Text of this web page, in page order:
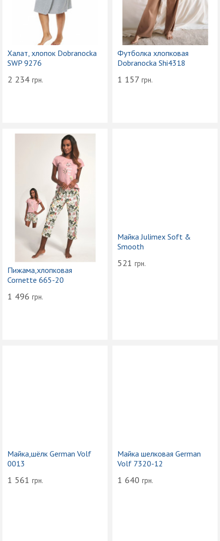
Халат, хлопок Dobranocka
SWP 9276
2 234 грн.
Футболка хлопковая
Dobranocka Shi4318
1 157 грн.
Пижама,хлопковая
Cornette 665-20
1 496 грн.
Майка Julimex Soft &
Smooth
521 грн.
Майка,шёлк German Volf
0013
1 561 грн.
Майка шелковая German
Volf 7320-12
1 640 грн.